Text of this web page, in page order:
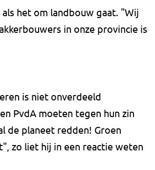
het om landbouw gaat. "Wij
in onze provincie is
is niet onverdeeld
PvdA moeten tegen hun zin
de planeet redden! Groen
zo liet hij in een reactie weten